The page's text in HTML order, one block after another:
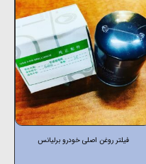
فیلتر روغن اصلی خودرو برلیانس